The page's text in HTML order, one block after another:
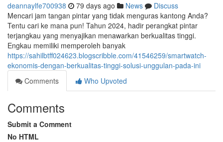
deannaylfe700938 79 days ago News
Discuss
Mencari jam tangan pintar yang tidak menguras kantong Anda?
Tentu cari ke mana pun! Tahun 2024, hadir perangkat pintar
terjangkau yang menyajikan menawarkan berkualitas tinggi.
Engkau memiliki memperoleh banyak
https://sahilbtff024623.blogscribble.com/41546259/smartwatch-
ekonomis-dengan-berkualitas-tinggi-solusi-unggulan-pada-ini
Comments
Who Upvoted
Comments
Submit a Comment
No HTML